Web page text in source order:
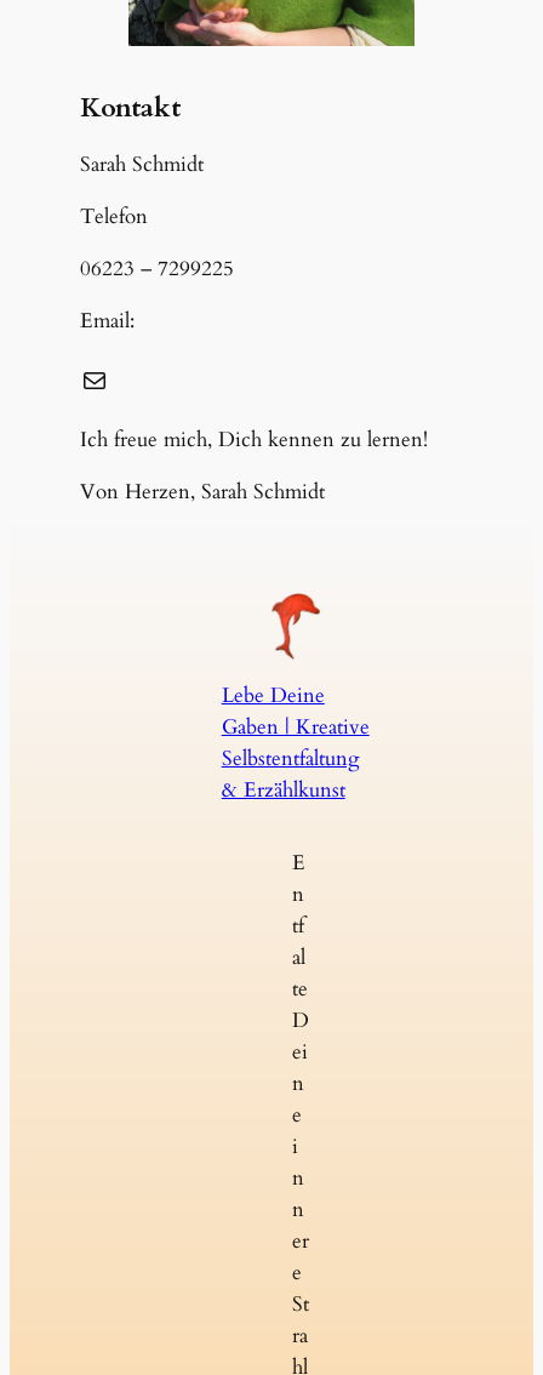
Kontakt
Sarah Schmidt
Telefon
06223 – 7299225
Email:
E-Mail
Ich freue mich, Dich kennen zu lernen!
Von Herzen, Sarah Schmidt
Lebe Deine
Gaben | Kreative
Selbstentfaltung
& Erzählkunst
E
n
tf
al
te
D
ei
n
e
i
n
n
er
e
St
ra
hl